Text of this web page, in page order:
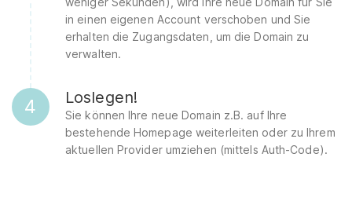
in einen eigenen Account verschoben und Sie
erhalten die Zugangsdaten, um die Domain zu
verwalten.
4 Loslegen!
Sie können Ihre neue Domain z.B. auf Ihre
bestehende Homepage weiterleiten oder zu Ihrem
aktuellen Provider umziehen (mittels Auth-Code).